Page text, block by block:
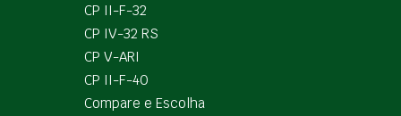
CP II-F-32
CP IV-32 RS
CP V-ARI
CP II-F-40
Compare e Escolha